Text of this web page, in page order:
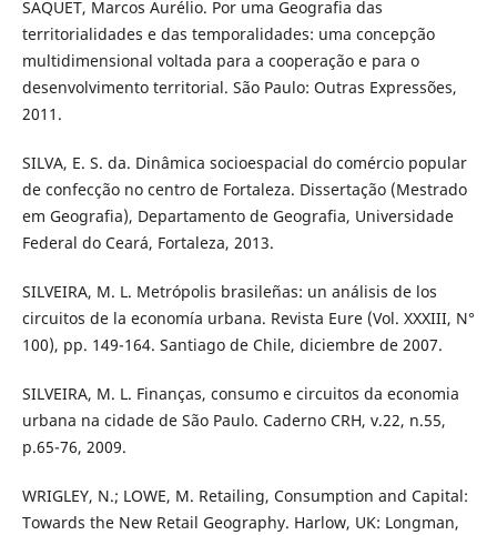
SAQUET, Marcos Aurélio. Por uma Geografia das
territorialidades e das temporalidades: uma concepção
multidimensional voltada para a cooperação e para o
desenvolvimento territorial. São Paulo: Outras Expressões,
2011.
SILVA, E. S. da. Dinâmica socioespacial do comércio popular
de confecção no centro de Fortaleza. Dissertação (Mestrado
em Geografia), Departamento de Geografia, Universidade
Federal do Ceará, Fortaleza, 2013.
SILVEIRA, M. L. Metrópolis brasileñas: un análisis de los
circuitos de la economía urbana. Revista Eure (Vol. XXXIII, N°
100), pp. 149-164. Santiago de Chile, diciembre de 2007.
SILVEIRA, M. L. Finanças, consumo e circuitos da economia
urbana na cidade de São Paulo. Caderno CRH, v.22, n.55,
p.65-76, 2009.
WRIGLEY, N.; LOWE, M. Retailing, Consumption and Capital:
Towards the New Retail Geography. Harlow, UK: Longman,